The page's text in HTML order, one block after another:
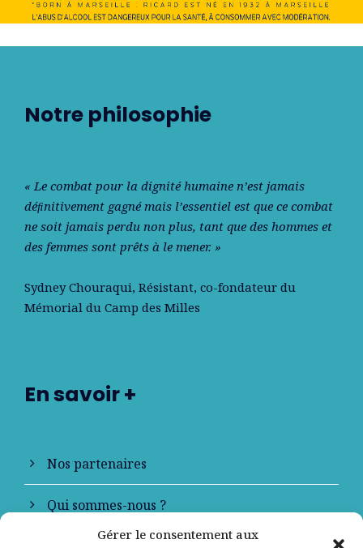
Gérer le consentement aux
Notre philosophie
« Le combat pour la dignité humaine n’est jamais
déﬁnitivement gagné mais l’essentiel est que ce combat
ne soit jamais perdu non plus, tant que des hommes et
des femmes sont prêts à le mener. »
Sydney Chouraqui, Résistant, co-fondateur du
Mémorial du Camp des Milles
En savoir +
Nos partenaires
Qui sommes-nous ?